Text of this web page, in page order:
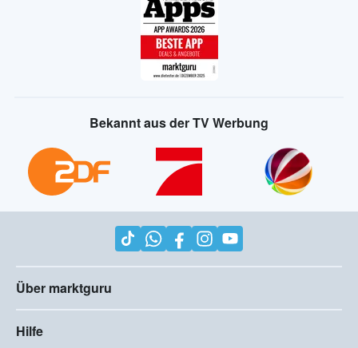
Bekannt aus der TV Werbung
Über marktguru
Hilfe